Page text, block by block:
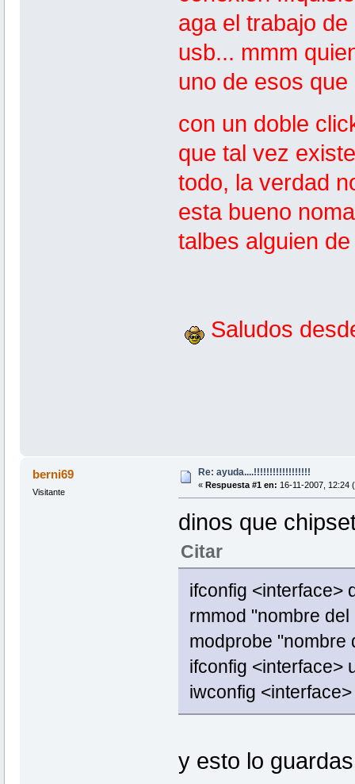
aga el trabajo
usb... mmm
uno de esos
con un doble
que tal vez
todo, la verdad
esta bueno
talbes alguien
Saludos
berni69
Visitante
Re: ayuda....!!!!!!!!!!!!!!!!!!
« Respuesta #1 en: 16-11-2007, 12:24
dinos que
Citar
ifconfig <interface>
rmmod "nombre del
modprobe "nombre
ifconfig <interface>
iwconfig
y esto lo